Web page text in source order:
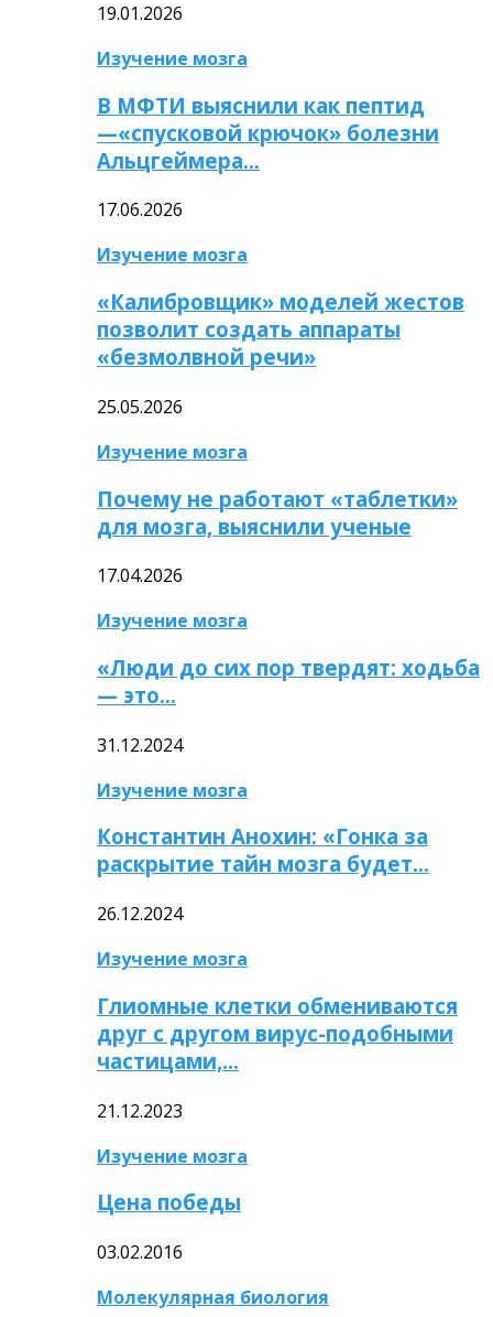
19.01.2026
Изучение мозга
В МФТИ выяснили как пептид
—«спусковой крючок» болезни
Альцгеймера…
17.06.2026
Изучение мозга
«Калибровщик» моделей жестов
позволит создать аппараты
«безмолвной речи»
25.05.2026
Изучение мозга
Почему не работают «таблетки»
для мозга, выяснили ученые
17.04.2026
Изучение мозга
«Люди до сих пор твердят: ходьба
— это…
31.12.2024
Изучение мозга
Константин Анохин: «Гонка за
раскрытие тайн мозга будет…
26.12.2024
Изучение мозга
Глиомные клетки обмениваются
друг с другом вирус-подобными
частицами,…
21.12.2023
Изучение мозга
Цена победы
03.02.2016
Молекулярная биология